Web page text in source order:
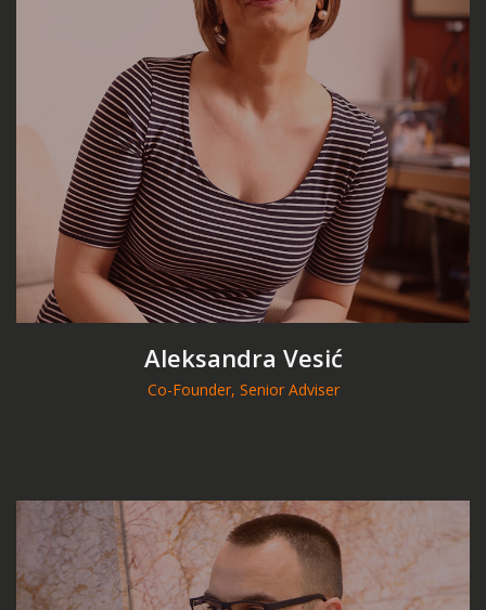
Aleksandra Vesić
Co-Founder, Senior Adviser